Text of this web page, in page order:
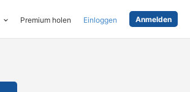
Premium holen Einloggen Anmelden